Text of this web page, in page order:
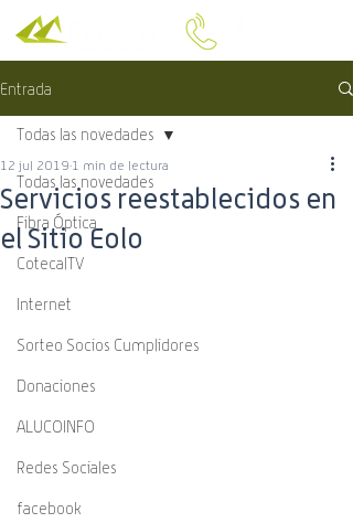
Entrada
Todas las novedades
Fibra Óptica
CotecalTV
Internet
Sorteo Socios Cumplidores
Donaciones
ALUCOINFO
Redes Sociales
facebook
Todas las novedades
Servicios reestablecidos en
el Sitio Eolo
12 jul 2019 1 min de lectura